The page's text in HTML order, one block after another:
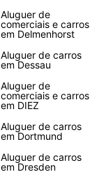
Aluguer de
comerciais e carros
em Delmenhorst
Aluguer de carros
em Dessau
Aluguer de
comerciais e carros
em DIEZ
Aluguer de carros
em Dortmund
Aluguer de carros
em Dresden